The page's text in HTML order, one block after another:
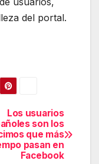
del portal.
Los usuarios
son los
que más
pasan en
Facebook